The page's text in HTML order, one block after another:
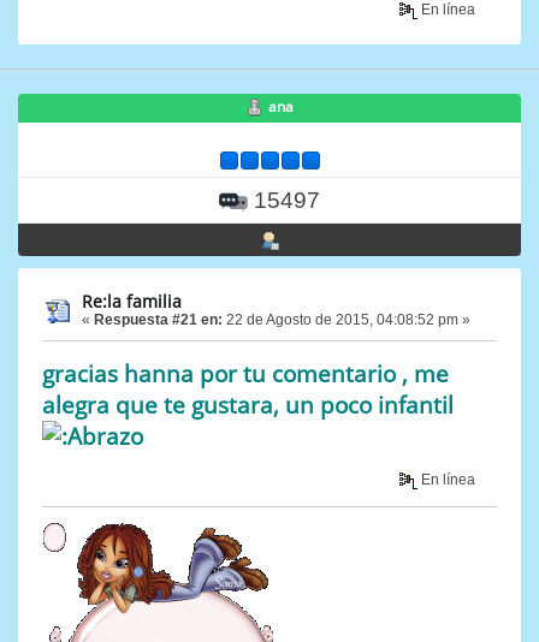
En línea
ana
15497
Re:la familia
« Respuesta #21 en: 22 de Agosto de 2015, 04:08:52 pm »
gracias hanna por tu comentario , me
alegra que te gustara, un poco infantil
En línea